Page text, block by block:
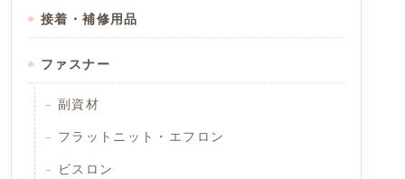
接着・補修用品
ファスナー
副資材
フラットニット・エフロン
ビスロン